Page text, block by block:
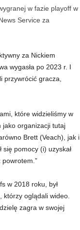
w fazie playoff w
Service za
za Nickiem
wygasła po 2023 r. I
przywrócić gracza,
które widzieliśmy w
jako organizacji tutaj
Brett (Veach), jak i
pomocy (i) uzyskał
w 2018 roku, był
którzy oglądali wideo.
zagra w swojej